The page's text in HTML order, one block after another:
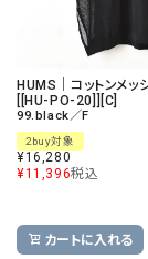
HUMS｜コットンメッ
[[HU-PO-20]][C]
99.black／F
2buy対象
¥16,280
¥11,396税込
カートに入れる